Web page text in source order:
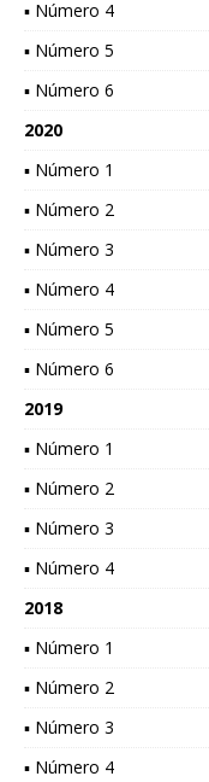
▪ Número 4
▪ Número 5
▪ Número 6
2020
▪ Número 1
▪ Número 2
▪ Número 3
▪ Número 4
▪ Número 5
▪ Número 6
2019
▪ Número 1
▪ Número 2
▪ Número 3
▪ Número 4
2018
▪ Número 1
▪ Número 2
▪ Número 3
▪ Número 4